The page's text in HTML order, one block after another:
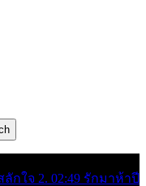
กใจ 2. 02:49 รักมาห้าปี